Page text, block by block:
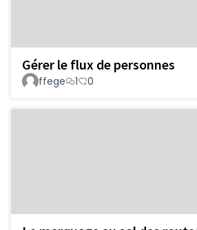
Gérer le flux de personnes
ffege 1 0